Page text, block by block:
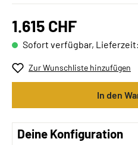
1.615 CHF
Sofort verfügbar,
Zur Wunschliste hinzufügen
In den
Deine Konfiguration